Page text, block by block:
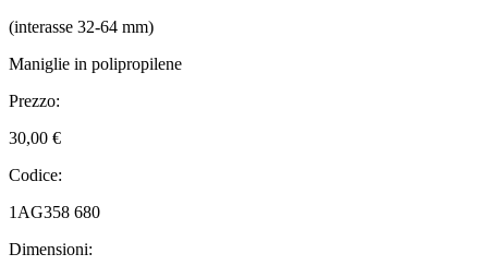
(interasse 32-64 mm)
Maniglie in polipropilene
Prezzo:
30,00 €
Codice:
1AG358 680
Dimensioni: